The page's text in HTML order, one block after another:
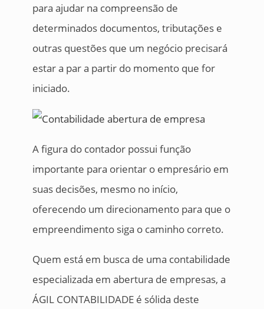
para ajudar na compreensão de
determinados documentos, tributações e
outras questões que um negócio precisará
estar a par a partir do momento que for
iniciado.
A figura do contador possui função
importante para orientar o empresário em
suas decisões, mesmo no início,
oferecendo um direcionamento para que o
empreendimento siga o caminho correto.
Quem está em busca de uma contabilidade
especializada em abertura de empresas, a
ÁGIL CONTABILIDADE é sólida deste